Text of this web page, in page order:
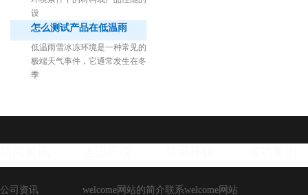
设
怎么测试产品在低温雨
低温雨雪冰冻环境是一种常见的
极端天气事件，它通常发生在冬
季
公司资讯 welcome网站的简介联系welcome网站